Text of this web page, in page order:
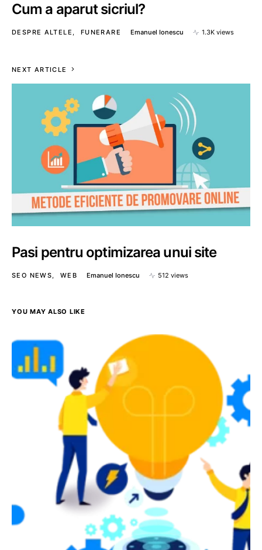
Cum a aparut sicriul?
DESPRE ALTELE FUNERARE Emanuel Ionescu 1.3K views
NEXT ARTICLE
Pasi pentru optimizarea unui site
SEO NEWS WEB Emanuel Ionescu 512 views
YOU MAY ALSO LIKE